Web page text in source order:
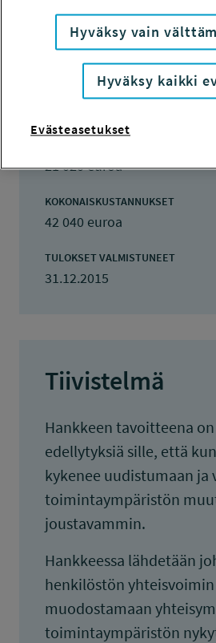
Reija Keltomäki
reija.keltomaki@kiipula.fi
TOTEUTUSAIKA
1.6.2014 - 31.12.2015
TYÖSUOJELURAHASTON PÄÄTÖS
21 020 euroa
KOKONAISKUSTANNUKSET
42 040 euroa
TULOKSET VALMISTUNEET
31.12.2015
Tiivistelmä
Hankkeen tavoitteena
edellytyksiä sille, että
kykenee uudistumaan ja
toimintaympäristön
joustavammin.
Hankkeessa lähdetään
henkilöstön yhteisvoimin
muodostamaan
toimintaympäristön
Hyväksy vain
Hyväksy kaikki
Evästeasetukset